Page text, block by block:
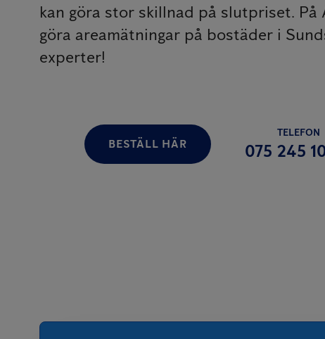
kan göra stor skillnad på slutpriset.
göra areamätningar på bostäder i
experter!
BESTÄLL HÄR
TELEFON
075 245